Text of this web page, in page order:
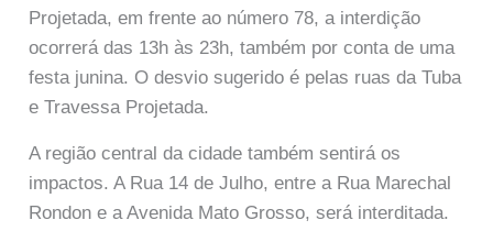
Projetada, em frente ao número 78, a interdição
ocorrerá das 13h às 23h, também por conta de uma
festa junina. O desvio sugerido é pelas ruas da Tuba
e Travessa Projetada.
A região central da cidade também sentirá os
impactos. A Rua 14 de Julho, entre a Rua Marechal
Rondon e a Avenida Mato Grosso, será interditada.